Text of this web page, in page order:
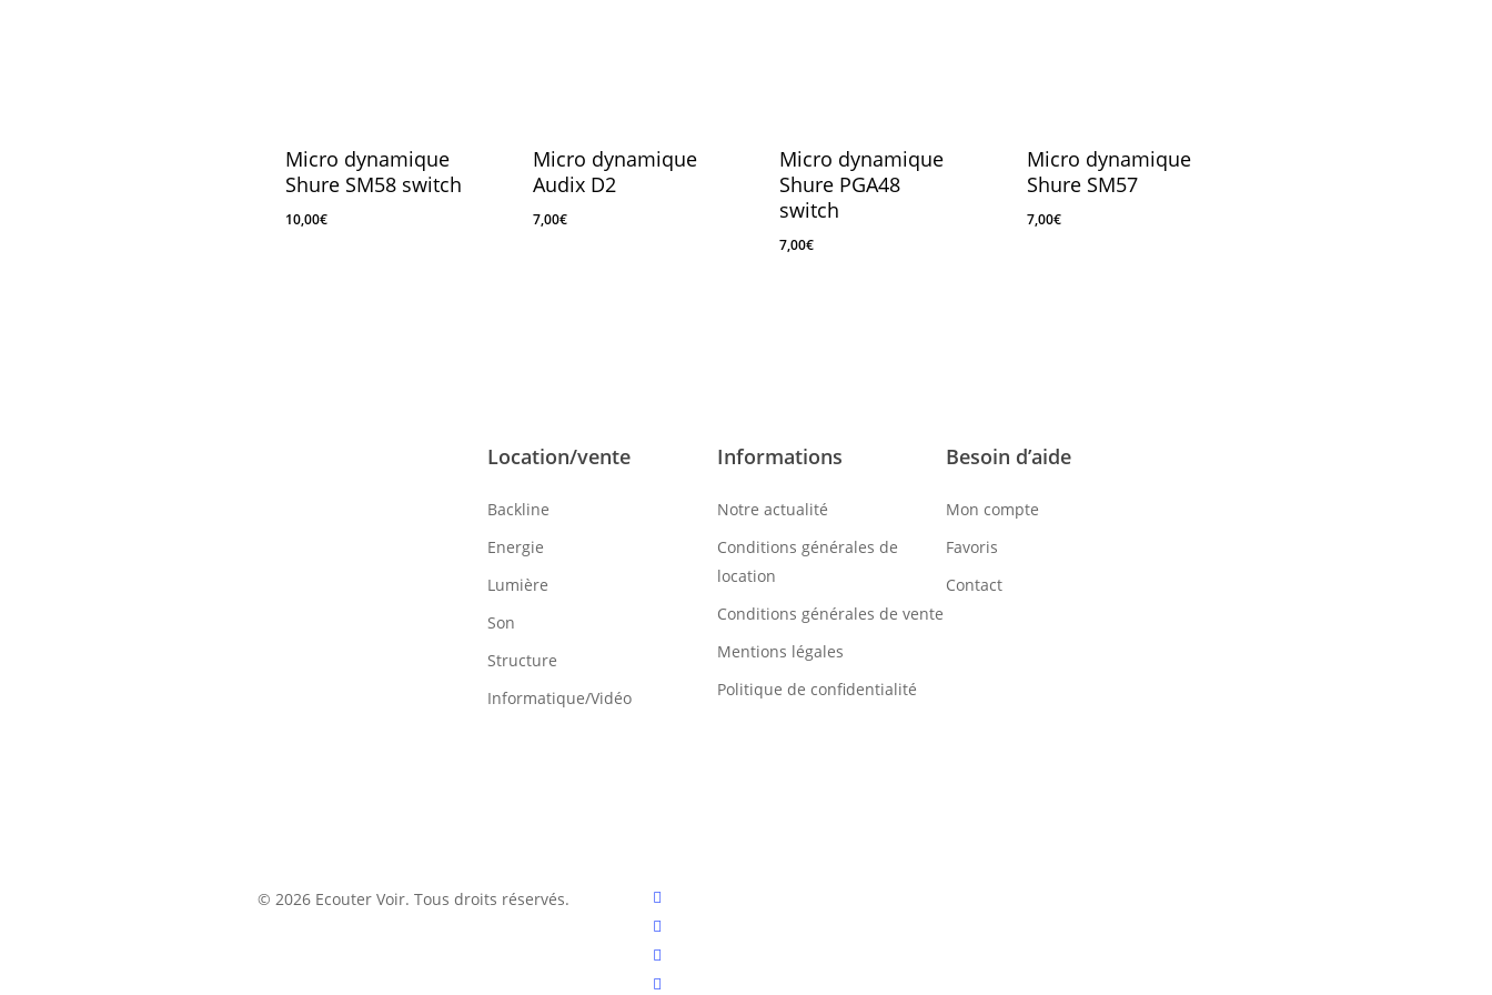
Micro dynamique
Shure SM58 switch
10,00€
Micro dynamique
Audix D2
7,00€
Micro dynamique
Shure PGA48
switch
7,00€
Micro dynamique
Shure SM57
7,00€
Location/vente
Backline
Energie
Lumière
Son
Structure
Informatique/Vidéo
Informations
Notre actualité
Conditions générales de
location
Conditions générales de vente
Mentions légales
Politique de confidentialité
Besoin d’aide
Mon compte
Favoris
Contact
© 2026 Ecouter Voir. Tous droits réservés.
facebook
linkedin
instagram
phone